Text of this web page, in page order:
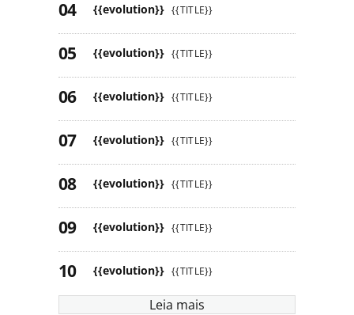
{{evolution}} {{TITLE}}
{{evolution}} {{TITLE}}
{{evolution}} {{TITLE}}
{{evolution}} {{TITLE}}
{{evolution}} {{TITLE}}
{{evolution}} {{TITLE}}
{{evolution}} {{TITLE}}
Leia mais